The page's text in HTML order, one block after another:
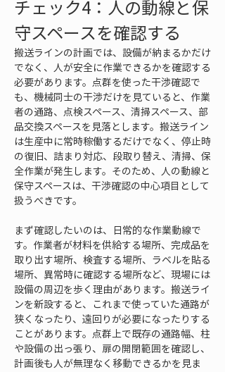
チェック4：人の動線と保
守スペースを確認する
搬送ラインの計画では、設備が納まるかだけ
でなく、人が安全に作業できるかを確認する
必要があります。点群を使った干渉確認で
も、機械同士の干渉だけを見ていると、作業
者の通路、点検スペース、清掃スペース、部
品交換スペースを見落とします。搬送ライン
は生産中に常時稼働するだけでなく、停止時
の復旧、詰まり対応、段取り替え、清掃、保
全作業が発生します。そのため、人の動線と
保守スペースは、干渉確認の中心項目として
扱うべきです。
まず確認したいのは、日常的な作業動線で
す。作業者が材料を供給する場所、完成品を
取り出す場所、検査する場所、ラベルを貼る
場所、異常時に確認する場所など、現場には
設備の周辺を歩く理由があります。搬送ライ
ンを新設すると、これまで使っていた通路が
狭くなったり、遠回りが必要になったりする
ことがあります。点群上で既存の通路幅、柱
や設備の出っ張り、扉の開閉範囲を確認し、
計画後も人が無理なく移動できるかを見ま